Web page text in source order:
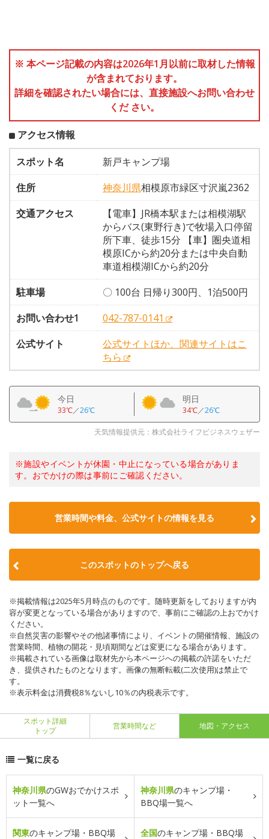
※ 本ページ記載の内容は2026年1月以前に取材した情報
が含まれております。
詳細を確認されたい場合には、直接施設へお問い合わせ
くだ さい。
アクセス情報
スポット名
新戸キャンプ場
住所
神奈川県相模原市緑区寸沢嵐2362
交通アクセス
【電車】JR橋本駅または相模湖駅
からバス(東野行き)で牧場入口停留
所下車、徒歩15分 【車】圏央道相
模原ICから約20分または中央自動
車道相模湖ICから約20分
駐車場
〇 100台 日帰り300円、1泊500円
お問い合わせ1
042-787-0141
公式サイト
公式サイトほか、関連サイトはこ
ちら
今日
33℃／26℃
明日
34℃／26℃
天気情報提供元：株式会社ライフビジネスウェザー
※施設やイベントが休園・中止になっている場合がありま
す。おでかけの際は事前にご確認ください。
営業時間や料金、公式サイトの情報を見る
このスポットのトップへ戻る
※掲載情報は2025年5月時点のものです。随時更新をしておりますが内
容が変更となっている場合がありますので、事前にご確認の上おでかけ
ください。
※自然災害の影響やその他諸事情により、イベントの開催情報、施設の
営業時間、植物の開花・見頃期間などは変更になる場合があります。
※掲載されている画像は取材先から本ページへの掲載の許諾をいただ
き、提供されたものとなります。画像の無断転載(二次使用)は禁止で
す。
※表示料金は消費税8％ないし10％の内税表示です。
スポット詳細
トップ
営業時間など 地図・アクセス
一覧に戻る
神奈川県のGWおでかけスポ
ット一覧へ
神奈川県のキャンプ場・
BBQ場一覧へ
関東のキャンプ場・BBQ場
全国のキャンプ場・BBQ場